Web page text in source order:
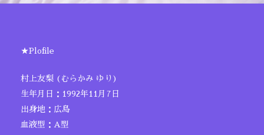
★Plofile
村上友梨 (むらかみ ゆり)
生年月日：1992年11月7日
出身地：広島
血液型：A型